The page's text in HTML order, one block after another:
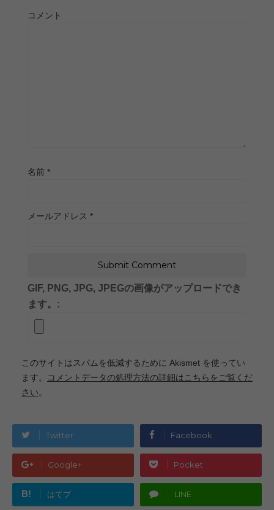
コメント
名前 *
メールアドレス *
GIF, PNG, JPG, JPEGの画像がアップロードでき
ます。:
このサイトはスパムを低減するために Akismet を使ってい
ます。
コメントデータの処理方法の詳細はこちらをご覧くだ
さい。
Twitter Facebook
Google+ Pocket
B! はてブ LINE